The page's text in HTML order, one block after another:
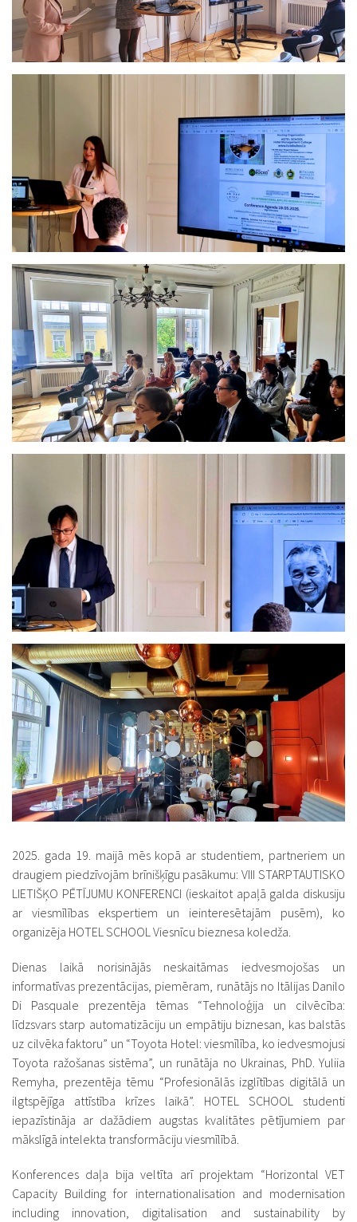
2025. gada 19. maijā mēs kopā ar studentiem, partneriem un
draugiem piedzīvojām brīnišķīgu pasākumu: VIII STARPTAUTISKO
LIETIŠĶO PĒTĪJUMU KONFERENCI (ieskaitot apaļā galda diskusiju
ar viesmīlības ekspertiem un ieinteresētajām pusēm), ko
organizēja HOTEL SCHOOL Viesnīcu bieznesa koledža.
Dienas laikā norisinājās neskaitāmas iedvesmojošas un
informatīvas prezentācijas, piemēram, runātājs no Itālijas Danilo
Di Pasquale prezentēja tēmas “Tehnoloģija un cilvēcība:
līdzsvars starp automatizāciju un empātiju biznesan, kas balstās
uz cilvēka faktoru” un “Toyota Hotel: viesmīlība, ko iedvesmojusi
Toyota ražošanas sistēma”, un runātāja no Ukrainas, PhD. Yuliia
Remyha, prezentēja tēmu “Profesionālās izglītības digitālā un
ilgtspējīga attīstība krīzes laikā”. HOTEL SCHOOL studenti
iepazīstināja ar dažādiem augstas kvalitātes pētījumiem par
mākslīgā intelekta transformāciju viesmīlībā.
Konferences daļa bija veltīta arī projektam “Horizontal VET
Capacity Building for internationalisation and modernisation
including innovation, digitalisation and sustainability by